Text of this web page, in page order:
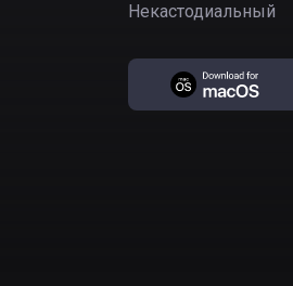
Некастодиальный